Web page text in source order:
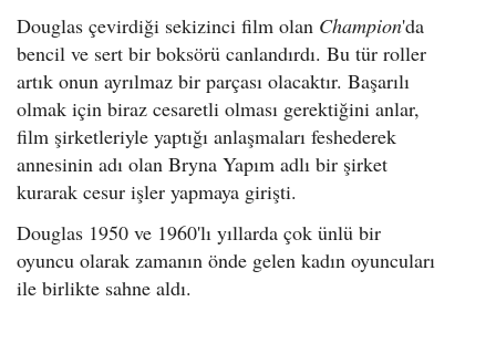
Douglas çevirdiği sekizinci film olan Champion'da
bencil ve sert bir boksörü canlandırdı. Bu tür roller
artık onun ayrılmaz bir parçası olacaktır. Başarılı
olmak için biraz cesaretli olması gerektiğini anlar,
film şirketleriyle yaptığı anlaşmaları feshederek
annesinin adı olan Bryna Yapım adlı bir şirket
kurarak cesur işler yapmaya girişti.
Douglas 1950 ve 1960'lı yıllarda çok ünlü bir
oyuncu olarak zamanın önde gelen kadın oyuncuları
ile birlikte sahne aldı.